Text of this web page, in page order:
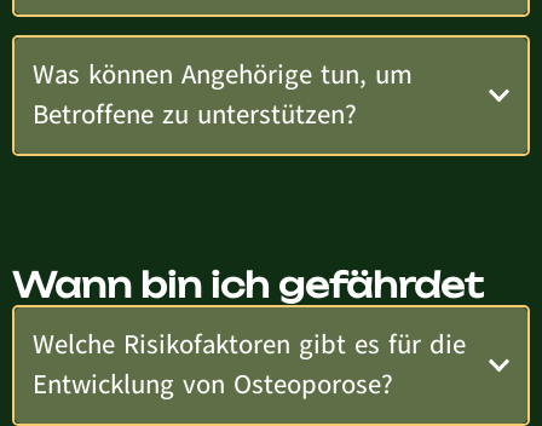
Was können Angehörige tun, um
Betroffene zu unterstützen?
Wann bin ich gefährdet
Welche Risikofaktoren gibt es für die
Entwicklung von Osteoporose?